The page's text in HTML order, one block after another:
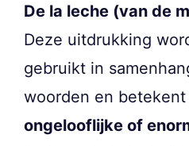
De la leche (van de
Deze uitdrukking
gebruikt in
woorden en
ongelooflijke of